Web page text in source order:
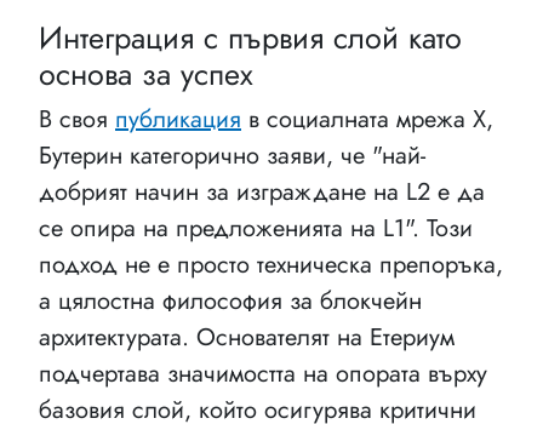
Интеграция с първия слой като
основа за успех
В своя публикация в социалната мрежа X,
Бутерин категорично заяви, че "най-
добрият начин за изграждане на L2 е да
се опира на предложенията на L1". Този
подход не е просто техническа препоръка,
а цялостна философия за блокчейн
архитектурата. Основателят на Етериум
подчертава значимостта на опората върху
базовия слой, който осигурява критични